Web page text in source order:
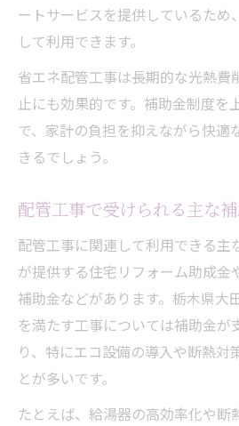
ートサービスを提供しているため
して利用できます。
省エネ配管工事は長期的な光熱費
止にも効果的です。補助金制度を
で、家計の負担を抑えながら快適
きるでしょう。
配管工事で受けられる主な
配管工事に関連して利用できる主
が提供する住宅リフォーム助成金
補助金などがあります。栃木県大
を満たす工事については補助金が
り、特にエコ設備の導入や断熱対
とが多いです。
たとえば、給湯器の高効率化や断